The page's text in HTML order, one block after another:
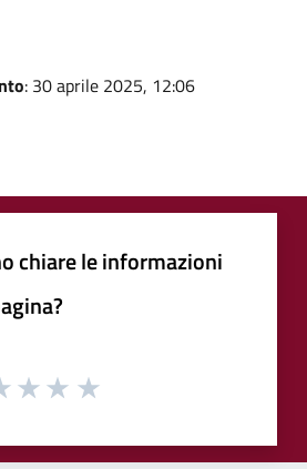
: 30 aprile 2025, 12:06
chiare le informazioni